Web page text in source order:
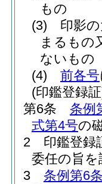
もの
(3)
印影
まるもの
ないもの
(4)
前各号
(印鑑登録
第6条
条例
式第4号の
2
印鑑登録
委任の旨
3
条例第6